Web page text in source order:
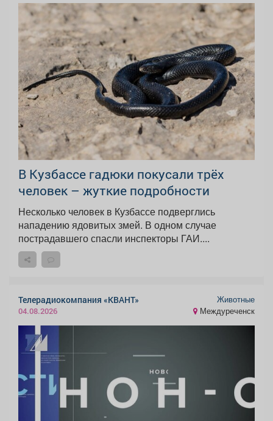
В Кузбассе гадюки покусали трёх
человек – жуткие подробности
Несколько человек в Кузбассе подверглись
нападению ядовитых змей. В одном случае
пострадавшего спасли инспекторы ГАИ....
Телерадиокомпания «КВАНТ»
04.08.2026
Животные
Междуреченск